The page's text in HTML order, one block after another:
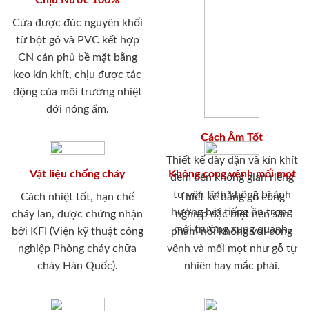
Cửa được đúc nguyên khối
từ bột gỗ và PVC kết hợp
CN cán phủ bề mặt bằng
keo kín khít, chịu được tác
động của môi trường nhiệt
đới nóng ẩm.
Cách Âm Tốt
Thiết kế dày dặn và kín khít
đem đến không gian riêng
tư yên tĩnh không bị ảnh
hưởng bới tiếng ồn trong
môi trường xung quanh.
Vật liệu chống cháy
Cách nhiệt tốt, hạn chế
cháy lan, được chứng nhận
bởi KFI (Viện kỹ thuật công
nghiệp Phòng cháy chữa
cháy Hàn Quốc).
Không cong vênh mối mọt
Thiết kế bằng gỗ công
nghiệp đặc biệt nên sản
phẩm nói không với cong
vênh và mối mọt như gỗ tự
nhiên hay mắc phải.